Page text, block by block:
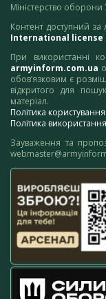
Міністерство оборони
Контент доступний за
International license
При використанні
armyinform.com.ua
обов’язковим є
відкритого для
матеріал.
Політика
Політика
Зауваження та